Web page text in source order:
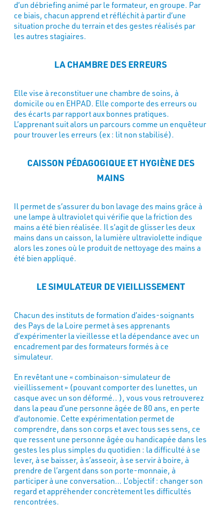
d’un débriefing animé par le formateur, en groupe. Par
ce biais, chacun apprend et réfléchit à partir d’une
situation proche du terrain et des gestes réalisés par
les autres stagiaires.
LA CHAMBRE DES ERREURS
Elle vise à reconstituer une chambre de soins, à
domicile ou en EHPAD. Elle comporte des erreurs ou
des écarts par rapport aux bonnes pratiques.
L’apprenant suit alors un parcours comme un enquêteur
pour trouver les erreurs (ex : lit non stabilisé).
CAISSON PÉDAGOGIQUE ET HYGIÈNE DES
MAINS
Il permet de s’assurer du bon lavage des mains grâce à
une lampe à ultraviolet qui vérifie que la friction des
mains a été bien réalisée. Il s’agit de glisser les deux
mains dans un caisson, la lumière ultraviolette indique
alors les zones où le produit de nettoyage des mains a
été bien appliqué.
LE SIMULATEUR DE VIEILLISSEMENT
Chacun des instituts de formation d’aides-soignants
des Pays de la Loire permet à ses apprenants
d’expérimenter la vieillesse et la dépendance avec un
encadrement par des formateurs formés à ce
simulateur.
En revêtant une « combinaison-simulateur de
vieillissement » (pouvant comporter des lunettes, un
casque avec un son déformé.. ), vous vous retrouverez
dans la peau d’une personne âgée de 80 ans, en perte
d’autonomie. Cette expérimentation permet de
comprendre, dans son corps et avec tous ses sens, ce
que ressent une personne âgée ou handicapée dans les
gestes les plus simples du quotidien : la difficulté à se
lever, à se baisser, à s’asseoir, à se servir à boire, à
prendre de l’argent dans son porte-monnaie, à
participer à une conversation… L’objectif : changer son
regard et appréhender concrètement les difficultés
rencontrées.